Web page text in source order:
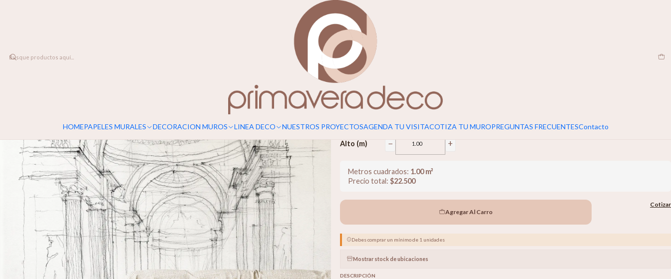
HOMEPAPELES MURALES DECORACION MUROS LINEA DECO NUESTROS PROYECTOSAGENDA TU VISITACOTIZA TU MUROPREGUNTAS FRECUENTESContacto
Para un calce perfecto, considerar sumar 5cm extra al ancho y alto de tu muro
Bosquejos
$22.500
Alto (m) − +
Metros cuadrados: 1.00m²
Precio total: $22.500
Agregar Al Carro
Cotizar
Debes comprar un mínimo de 1 unidades
Mostrar stock de ubicaciones
DESCRIPCIÓN